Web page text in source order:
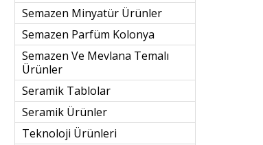
Semazen Minyatür Ürünler
Semazen Parfüm Kolonya
Semazen Ve Mevlana Temalı
Ürünler
Seramik Tablolar
Seramik Ürünler
Teknoloji Ürünleri